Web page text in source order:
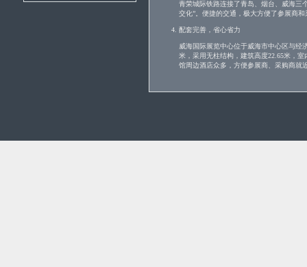
青荣城际铁路连接了青岛、烟台、威海三
交化”。便捷的交通，极大方便了参展商和
配套完善，省心省力
威海国际展览中心位于威海市中心区与经
米，采用无柱结构，建筑高度22.65米，
馆周边酒店众多，方便参展商、采购商就